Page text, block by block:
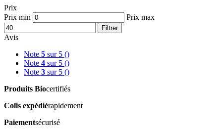
Prix
Prix min
Prix max
Filtrer
Avis
Note 5 sur 5 ()
Note 4 sur 5 ()
Note 3 sur 5 ()
Produits Biocertifiés
Colis expédiérapidement
Paiementsécurisé